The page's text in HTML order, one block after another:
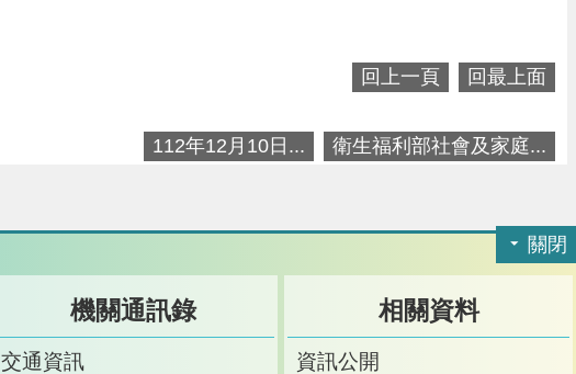
回上一頁 回最上面
112年12月10日... 衛生福利部社會及家庭...
關閉
機關通訊錄
交通資訊
相關資料
資訊公開